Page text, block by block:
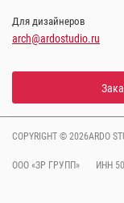
Для дизайнеров
arch@ardostudio.ru
COPYRIGHT © 2026ARDO
ООО «ЗР ГРУПП» ИНН